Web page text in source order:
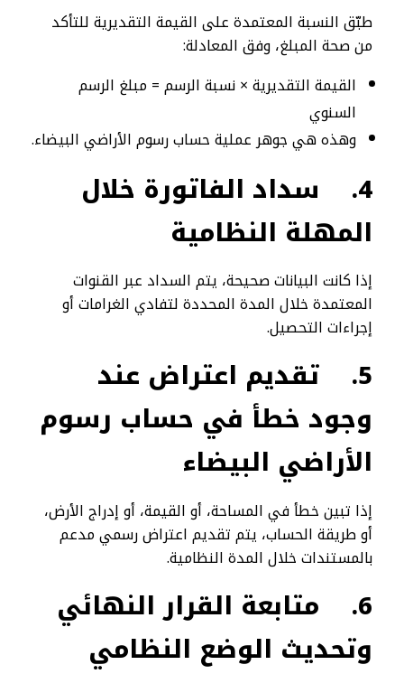
طبّق النسبة المعتمدة على القيمة التقديرية للتأكد
من صحة المبلغ، وفق المعادلة:
القيمة التقديرية × نسبة الرسم = مبلغ الرسم
السنوي
وهذه هي جوهر عملية حساب رسوم الأراضي البيضاء.
4.
سداد الفاتورة خلال
المهلة النظامية
إذا كانت البيانات صحيحة، يتم السداد عبر القنوات
المعتمدة خلال المدة المحددة لتفادي الغرامات أو
إجراءات التحصيل.
5.
تقديم اعتراض عند
وجود خطأ في حساب رسوم
الأراضي البيضاء
إذا تبين خطأ في المساحة، أو القيمة، أو إدراج الأرض،
أو طريقة الحساب، يتم تقديم اعتراض رسمي مدعم
بالمستندات خلال المدة النظامية.
6.
متابعة القرار النهائي
وتحديث الوضع النظامي